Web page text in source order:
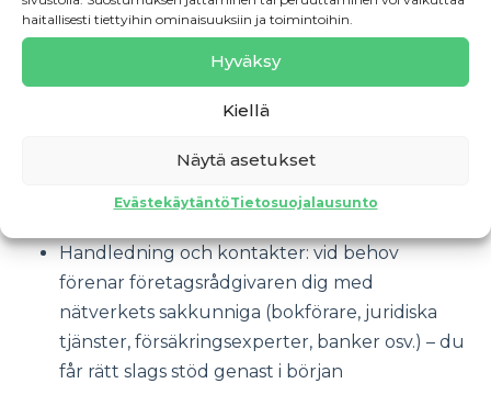
haitallisesti tiettyihin ominaisuuksiin ja toimintoihin.
Hyväksy
Kiellä
Näytä asetukset
EvästekäytäntöTietosuojalausunto
Information om beskattning, nödvändiga
tillstånd och finansieringsmöjligheter (såsom
startpeng)
, kalkylunderlag och praktiska tips
i företagarens vardag
Handledning och kontakter: vid behov
förenar företagsrådgivaren dig med
nätverkets sakkunniga (bokförare, juridiska
tjänster, försäkringsexperter, banker osv.) – du
får rätt slags stöd genast i början